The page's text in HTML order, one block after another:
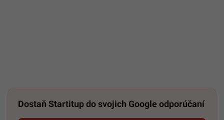
Dostaň Startitup do svojich Google odporúčaní